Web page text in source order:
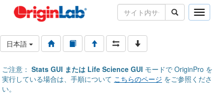
Toggle
日本語
ご注意： Stats GUI または Life Science GUI モードで OriginPro を
実行している場合は、手順について こちらのページ をご参照くださ
い。